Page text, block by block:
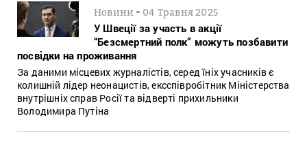
Новини - 04 Травня 2025
У Швеції за участь в акції
“Безсмертний полк” можуть позбавити
посвідки на проживання
За даними місцевих журналістів, серед їніх учасників є
колишній лідер неонацистів, ексспівробітник Міністерства
внутрішніх справ Росії та відверті прихильники
Володимира Путіна